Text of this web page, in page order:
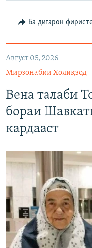
Ба дигарон
Август 05, 2026
Мирзонабии Холиқзод
Вена талаби
бораи
кардааст